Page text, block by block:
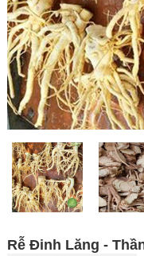
Rễ Đinh Lăng -